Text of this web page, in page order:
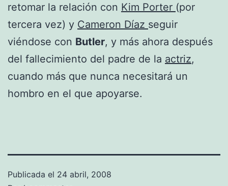
retomar la relación con Kim Porter (por
tercera vez) y Cameron Díaz seguir
viéndose con Butler, y más ahora después
del fallecimiento del padre de la actriz,
cuando más que nunca necesitará un
hombro en el que apoyarse.
Publicada el 24 abril, 2008